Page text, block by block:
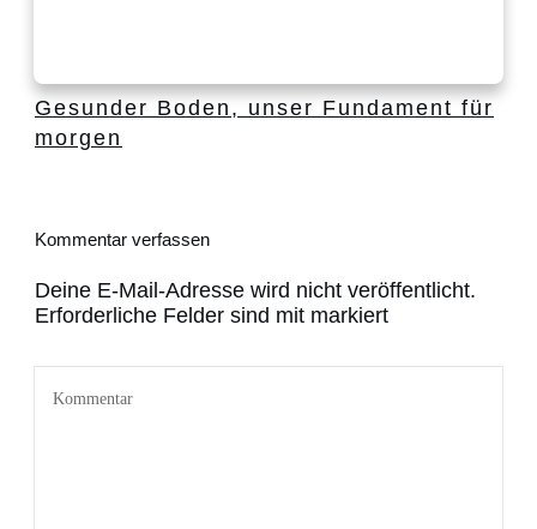
Gesunder Boden, unser Fundament für
morgen
Kommentar verfassen
Deine E-Mail-Adresse wird nicht veröffentlicht.
Erforderliche Felder sind mit markiert